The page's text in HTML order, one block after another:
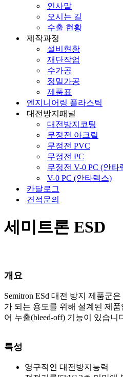
인사말
오시는 길
수출 현황
제작과정
설비현황
재단작업
수가공
정밀가공
제품표
엔지니어링 플라스틱
대전방지패널
대전방지코팅
무정전 아크릴
무정전 PVC
무정전 PC
무정전 V-0 PC (안타
V-0 PC (안타렉스)
카달로그
견적문의
세미트론 ESD
개요
Semitron ESd 대전 방지 제품군
가 되는 용도를 위해 설계된 제
어 누출(bleed-off) 기능이 있습니
특성
영구적인 대전방지능력